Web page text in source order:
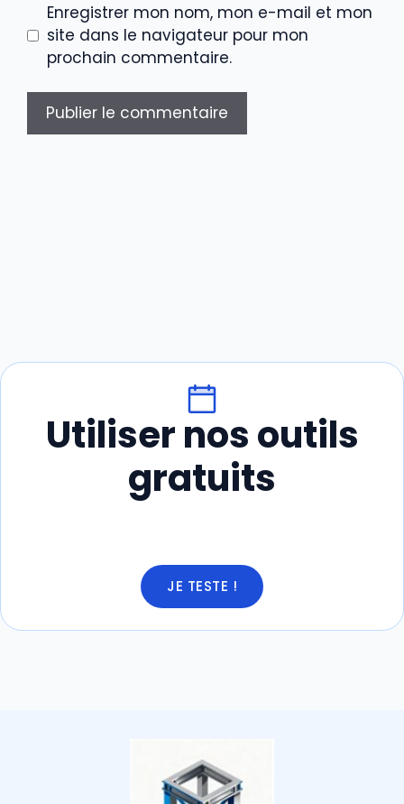
Enregistrer mon nom, mon e-mail et mon
site dans le navigateur pour mon
prochain commentaire.
Utiliser nos outils
gratuits
JE TESTE !